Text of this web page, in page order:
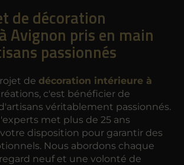
de décoration
Avignon pris en main
passionnés
de décoration intérieure à
c'est bénéficier de
véritablement passionnés.
met plus de 25 ans
disposition pour garantir des
Nous abordons chaque
neuf et une volonté de